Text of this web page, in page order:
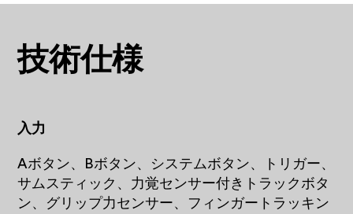
技術仕様
入力
Aボタン、Bボタン、システムボタン、トリガー、
サムスティック、力覚センサー付きトラックボタ
ン、グリップ力センサー、フィンガートラッキン